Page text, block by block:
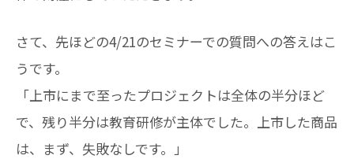
さて、先ほどの4/21のセミナーでの質問への答えはこ
うです。
「上市にまで至ったプロジェクトは全体の半分ほど
で、残り半分は教育研修が主体でした。上市した商品
は、まず、失敗なしです。」